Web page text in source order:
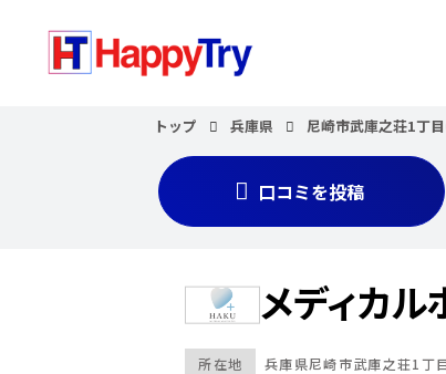
トップ 兵庫県 尼崎市武庫之荘1丁
口コミを投稿
メディカ
所在地 兵庫県尼崎市武庫之荘1丁